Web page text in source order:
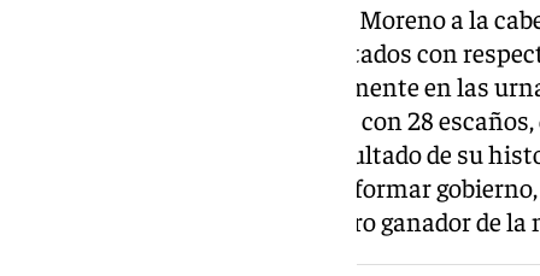
El Partido Popular, con Juanma Moreno a la
absoluta tras perder cinco diputados con
aunque vuelve a ganar holgadamente en las
mantiene como segunda fuerza con 28
comicios y firmando el peor resultado de su
crecimiento, será decisivo para formar
Andalucía se convierte en el claro ganador de la